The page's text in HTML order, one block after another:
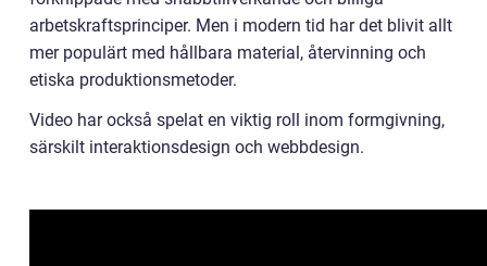
arbetskraftsprinciper. Men i modern tid har det blivit allt
mer populärt med hållbara material, återvinning och
etiska produktionsmetoder.
Video har också spelat en viktig roll inom formgivning,
särskilt interaktionsdesign och webbdesign.